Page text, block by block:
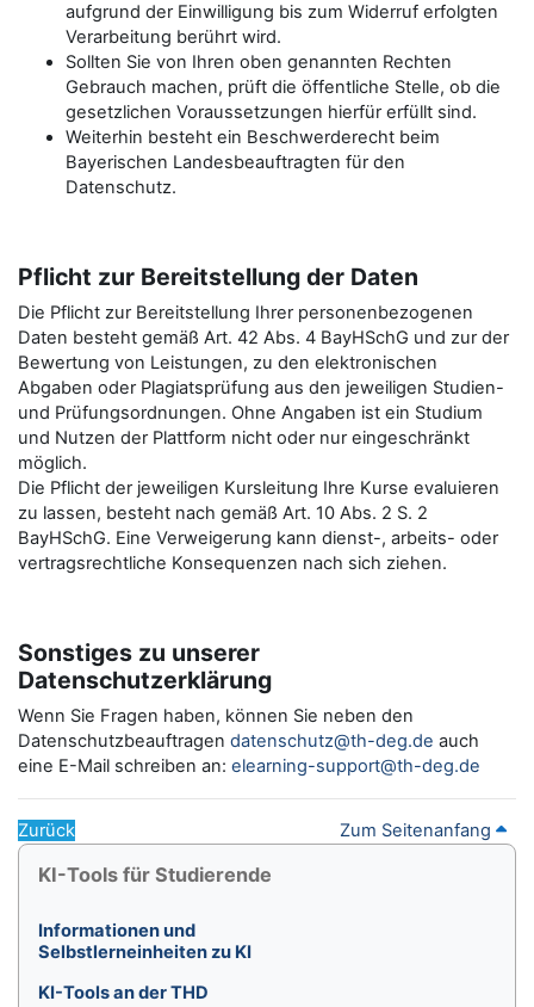
aufgrund der Einwilligung bis zum Widerruf erfolgten
Verarbeitung berührt wird.
Sollten Sie von Ihren oben genannten Rechten
Gebrauch machen, prüft die öffentliche Stelle, ob die
gesetzlichen Voraussetzungen hierfür erfüllt sind.
Weiterhin besteht ein Beschwerderecht beim
Bayerischen Landesbeauftragten für den
Datenschutz.
Pflicht zur Bereitstellung der Daten
Die Pflicht zur Bereitstellung Ihrer personenbezogenen
Daten besteht gemäß Art. 42 Abs. 4 BayHSchG und zur der
Bewertung von Leistungen, zu den elektronischen
Abgaben oder Plagiatsprüfung aus den jeweiligen Studien-
und Prüfungsordnungen. Ohne Angaben ist ein Studium
und Nutzen der Plattform nicht oder nur eingeschränkt
möglich.
Die Pflicht der jeweiligen Kursleitung Ihre Kurse evaluieren
zu lassen, besteht nach gemäß Art. 10 Abs. 2 S. 2
BayHSchG. Eine Verweigerung kann dienst-, arbeits- oder
vertragsrechtliche Konsequenzen nach sich ziehen.
Sonstiges zu unserer
Datenschutzerklärung
Wenn Sie Fragen haben, können Sie neben den
Datenschutzbeauftragen datenschutz@th-deg.de auch
eine E-Mail schreiben an: elearning-support@th-deg.de
Zurück Zum Seitenanfang
Blöcke
KI-Tools für Studierende überspringen
KI-Tools für Studierende
Informationen und
Selbstlerneinheiten zu KI
KI-Tools an der THD